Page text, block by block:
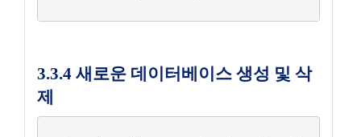
3.3.4 새로운 데이터베이스 생성 및 삭
제